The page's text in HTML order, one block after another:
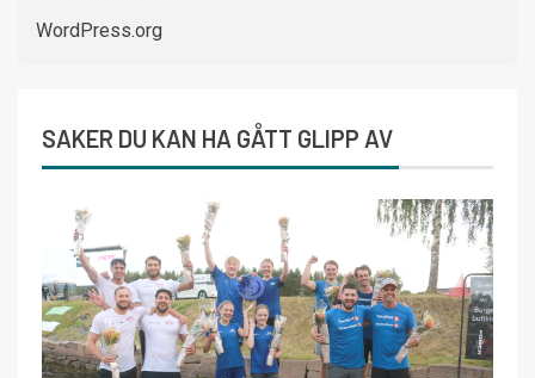
WordPress.org
SAKER DU KAN HA GÅTT GLIPP AV